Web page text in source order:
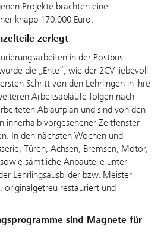
Projekte brachten eine
knapp 170.000 Euro.
zerlegt
in der Postbus-
die „Ente“, wie der 2CV liebevoll
Schritt von den Lehrlingen in ihre
Arbeitsabläufe folgen nach
Ablaufplan und sind von den
innerhalb vorgesehener Zeitfenster
In den nächsten Wochen und
Türen, Achsen, Bremsen, Motor,
sämtliche Anbauteile unter
Lehrlingsausbilder bzw. Meister
originalgetreu restauriert und
sind Magnete für